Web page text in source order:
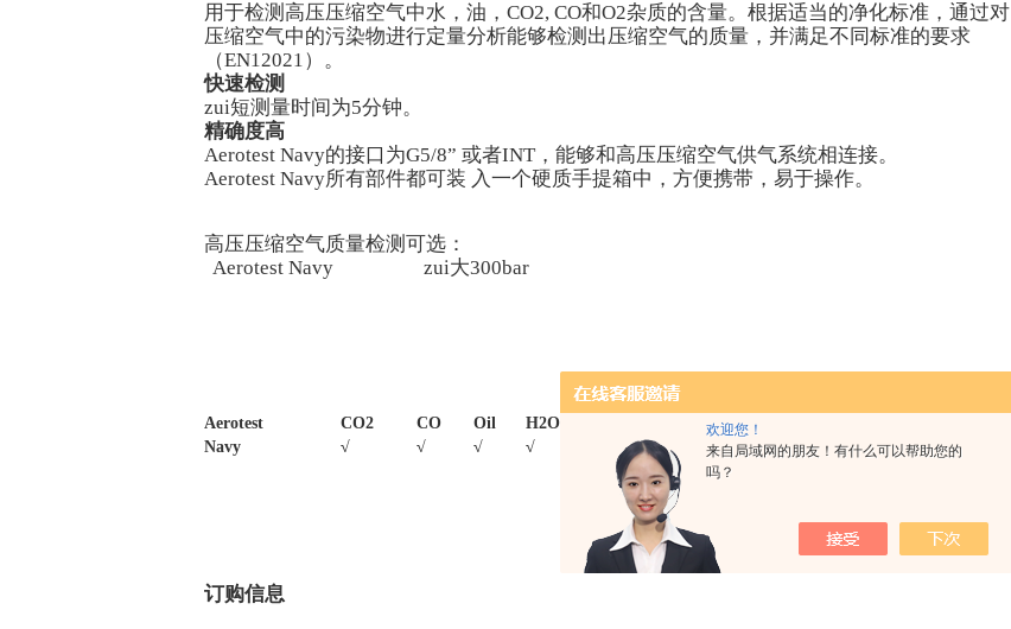
欢迎您！
来自局域网的朋友！有什么可以帮助您的
吗？
用于检测高压压缩空气中水，油，CO2, CO和O2杂质的含量。根据适当的净化标准，通过对
压缩空气中的污染物进行定量分析能够检测出压缩空气的质量，并满足不同标准的要求
（EN12021）。
快速检测
zui短测量时间为5分钟。
精确度高
Aerotest Navy的接口为G5/8” 或者INT，能够和高压压缩空气供气系统相连接。
Aerotest Navy所有部件都可装 入一个硬质手提箱中，方便携带，易于操作。
高压压缩空气质量检测可选：
Aerotest Navy zui大300bar
Aerotest CO2 CO Oil H2O O2 H2S
Navy
√ √ √ √
订购信息